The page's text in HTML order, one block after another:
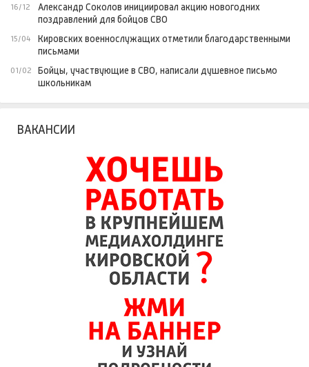
16/12
Александр Соколов инициировал акцию новогодних
поздравлений для бойцов СВО
15/04
Кировских военнослужащих отметили благодарственными
письмами
01/02
Бойцы, участвующие в СВО, написали душевное письмо
школьникам
ВАКАНСИИ